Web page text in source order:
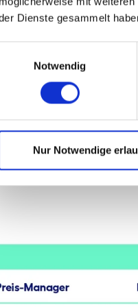
Dienste gesammelt
Notwendig
Nur Notwendige
ist es, mit
abzuleiten und
hat eine regelmäßige
Markt oder den
Produktstrategie der
und Kompetenzprofile,
Vorstandsebene.